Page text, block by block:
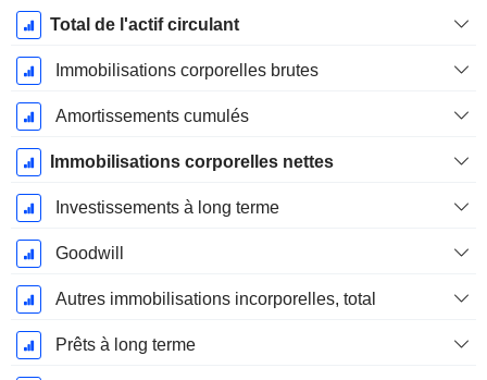
Total de l'actif circulant
Immobilisations corporelles brutes
Amortissements cumulés
Immobilisations corporelles nettes
Investissements à long terme
Goodwill
Autres immobilisations incorporelles, total
Prêts à long terme